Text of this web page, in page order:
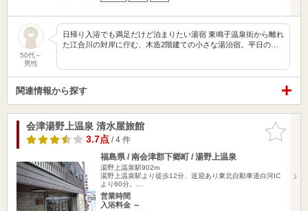
50代～
男性
日帰り入浴でも満足だけど泊まりたい湯宿 東鳴子温泉街から離れ
た江合川の対岸に佇む、木造2階建ての小さな湯治宿。平日の…
関連情報から探す
お気に入
りに追加
会津湯野上温泉 清水屋旅館
3.7点/ 4 件
福島県 / 南会津郡下郷町 / 湯野上温泉
湯野上温泉駅902m
湯野上温泉駅より徒歩12分、送迎あり東北自動車道白河IC
より60分。…
営業時間
入浴料金 ～